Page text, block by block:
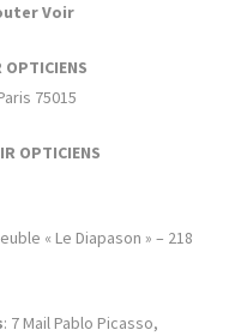
Voir
75015
OPTICIENS
« Le Diapason » – 218
: 7 Mail Pablo Picasso,